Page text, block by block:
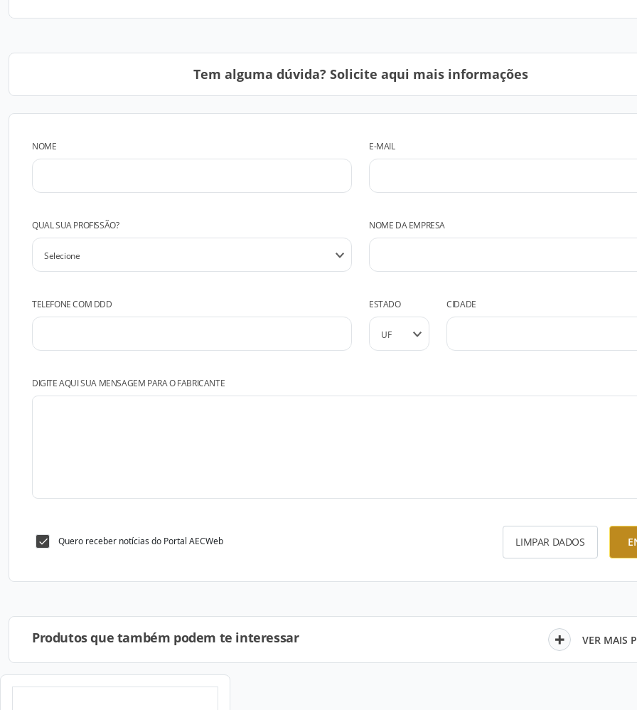
Tem alguma dúvida? Solicite aqui mais informações
NOME E-MAIL
QUAL SUA PROFISSÃO? NOME DA EMPRESA
TELEFONE COM DDD ESTADO CIDADE
DIGITE AQUI SUA MENSAGEM PARA O FABRICANTE
Quero receber notícias do Portal AECWeb LIMPAR DADOS
Produtos que também podem te interessar VER MAIS